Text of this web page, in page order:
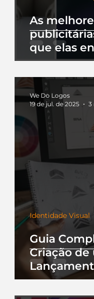
As
que elas
Guia
Criação de
Identidade Visual
We Do Logos
19 de jul. de 2025
3